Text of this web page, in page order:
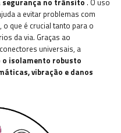
no trânsito . O uso
a evitar problemas com
que é crucial tanto para o
da via. Graças ao
universais, a
o isolamento robusto
vibração e danos